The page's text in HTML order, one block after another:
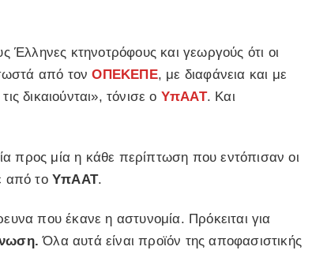
Έλληνες κτηνοτρόφους και γεωργούς ότι οι
σωστά από τονΟΠΕΚΕΠΕ, με διαφάνεια και με
δικαιούνται», τόνισε ο ΥπΑΑΤ. Και
προς μία η κάθε περίπτωση που εντόπισαν οι
από τοΥπΑΑΤ.
που έκανε η αστυνομία. Πρόκειται για
Όλα αυτά είναι προϊόν της αποφασιστικής